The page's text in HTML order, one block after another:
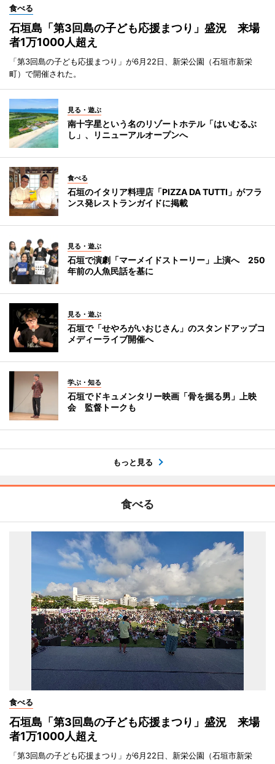
食べる
石垣島「第3回島の子ども応援まつり」盛況 来場
者1万1000人超え
「第3回島の子ども応援まつり」が6月22日、新栄公園（石垣市新栄
町）で開催された。
見る・遊ぶ
南十字星という名のリゾートホテル「はいむるぶ
し」、リニューアルオープンへ
食べる
石垣のイタリア料理店「PIZZA DA TUTTI」がフラ
ンス発レストランガイドに掲載
見る・遊ぶ
石垣で演劇「マーメイドストーリー」上演へ 250
年前の人魚民話を基に
見る・遊ぶ
石垣で「せやろがいおじさん」のスタンドアップコ
メディーライブ開催へ
学ぶ・知る
石垣でドキュメンタリー映画「骨を掘る男」上映
会 監督トークも
もっと見る
食べる
食べる
石垣島「第3回島の子ども応援まつり」盛況 来場
者1万1000人超え
「第3回島の子ども応援まつり」が6月22日、新栄公園（石垣市新栄